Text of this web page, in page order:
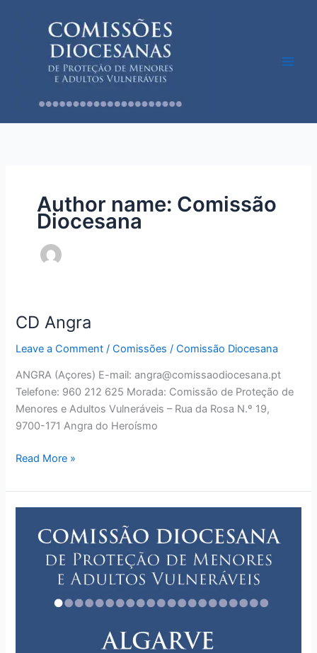
Author name: Comissão
Diocesana
CD Angra
Leave a Comment /Comissões /Comissão Diocesana
ANGRA (Açores) E-mail: angra@comissaodiocesana.pt
Telefone: 960 212 625 Morada: Comissão de Proteção de
Menores e Adultos Vulneráveis – Rua da Rosa N.º 19,
9700-171 Angra do Heroísmo
CD
Read More »
Algarve